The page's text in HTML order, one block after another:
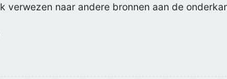
verwezen naar andere bronnen aan de